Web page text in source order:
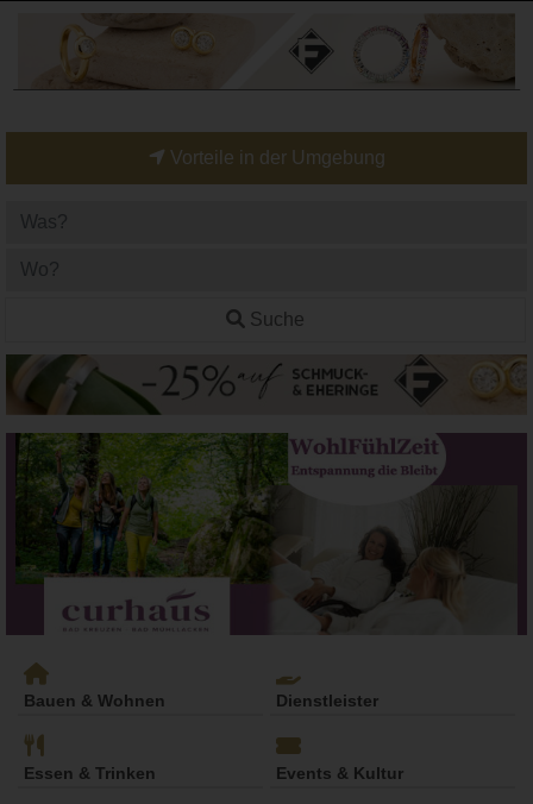
Vorteile in der Umgebung
Suche
Bauen & Wohnen Dienstleister
Essen & Trinken Events & Kultur